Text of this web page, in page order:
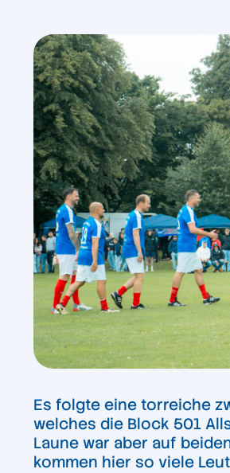
Es folgte eine torreiche
welches die Block 501
Laune war aber auf
kommen hier so viele